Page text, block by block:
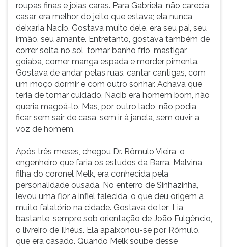
roupas finas e joias caras. Para Gabriela, não carecia
casar, era melhor do jeito que estava; ela nunca
deixaria Nacib. Gostava muito dele, era seu pai, seu
irmão, seu amante. Entretanto, gostava também de
correr solta no sol, tomar banho frio, mastigar
goiaba, comer manga espada e morder pimenta.
Gostava de andar pelas ruas, cantar cantigas, com
um moço dormir e com outro sonhar. Achava que
teria de tomar cuidado, Nacib era homem bom, não
queria magoá-lo. Mas, por outro lado, não podia
ficar sem sair de casa, sem ir à janela, sem ouvir a
voz de homem.
Após três meses, chegou Dr. Rômulo Vieira, o
engenheiro que faria os estudos da Barra. Malvina,
filha do coronel Melk, era conhecida pela
personalidade ousada. No enterro de Sinhazinha,
levou uma flor à infiel falecida, o que deu origem a
muito falatório na cidade. Gostava de ler; Lia
bastante, sempre sob orientação de João Fulgêncio,
o livreiro de Ilhéus. Ela apaixonou-se por Rômulo,
que era casado. Quando Melk soube desse